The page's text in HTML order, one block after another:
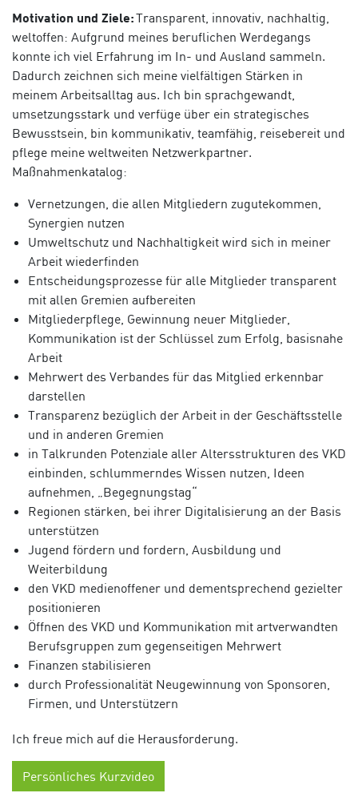
Motivation und Ziele:Transparent, innovativ, nachhaltig,
weltoffen: Aufgrund meines beruflichen Werdegangs
konnte ich viel Erfahrung im In- und Ausland sammeln.
Dadurch zeichnen sich meine vielfältigen Stärken in
meinem Arbeitsalltag aus. Ich bin sprachgewandt,
umsetzungsstark und verfüge über ein strategisches
Bewusstsein, bin kommunikativ, teamfähig, reisebereit und
pflege meine weltweiten Netzwerkpartner.
Maßnahmenkatalog:
Vernetzungen, die allen Mitgliedern zugutekommen,
Synergien nutzen
Umweltschutz und Nachhaltigkeit wird sich in meiner
Arbeit wiederfinden
Entscheidungsprozesse für alle Mitglieder transparent
mit allen Gremien aufbereiten
Mitgliederpflege, Gewinnung neuer Mitglieder,
Kommunikation ist der Schlüssel zum Erfolg, basisnahe
Arbeit
Mehrwert des Verbandes für das Mitglied erkennbar
darstellen
Transparenz bezüglich der Arbeit in der Geschäftsstelle
und in anderen Gremien
in Talkrunden Potenziale aller Altersstrukturen des VKD
einbinden, schlummerndes Wissen nutzen, Ideen
aufnehmen, „Begegnungstag“
Regionen stärken, bei ihrer Digitalisierung an der Basis
unterstützen
Jugend fördern und fordern, Ausbildung und
Weiterbildung
den VKD medienoffener und dementsprechend gezielter
positionieren
Öffnen des VKD und Kommunikation mit artverwandten
Berufsgruppen zum gegenseitigen Mehrwert
Finanzen stabilisieren
durch Professionalität Neugewinnung von Sponsoren,
Firmen, und Unterstützern
Ich freue mich auf die Herausforderung.
Persönliches Kurzvideo